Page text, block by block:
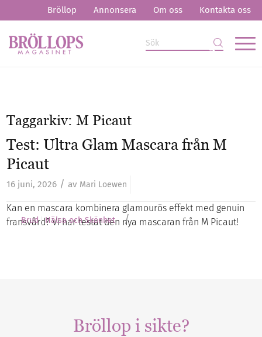
Bröllop Annonsera Om oss Kontakta oss
Taggarkiv:M Picaut
Test: Ultra Glam Mascara från M
Picaut
16 juni, 2026 / av Mari Loewen
Kan en mascara kombinera glamourös effekt med genuin
fransvård? Vi har testat den nya mascaran från M Picaut!
Brud Hälsa och Skönhet /
Bröllop i sikte?